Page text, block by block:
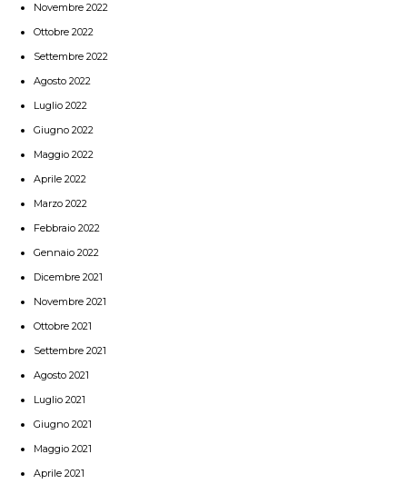
Novembre 2022
Ottobre 2022
Settembre 2022
Agosto 2022
Luglio 2022
Giugno 2022
Maggio 2022
Aprile 2022
Marzo 2022
Febbraio 2022
Gennaio 2022
Dicembre 2021
Novembre 2021
Ottobre 2021
Settembre 2021
Agosto 2021
Luglio 2021
Giugno 2021
Maggio 2021
Aprile 2021